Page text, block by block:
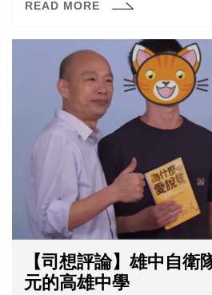
READ MORE
【司想評論】雄中自衛
元的高雄中學